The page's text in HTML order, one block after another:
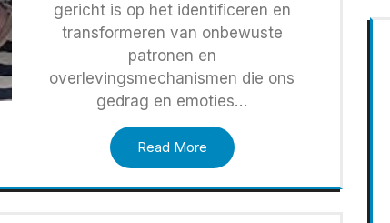
gericht is op het identificeren en
transformeren van onbewuste
patronen en
overlevingsmechanismen die ons
gedrag en emoties…
Read More